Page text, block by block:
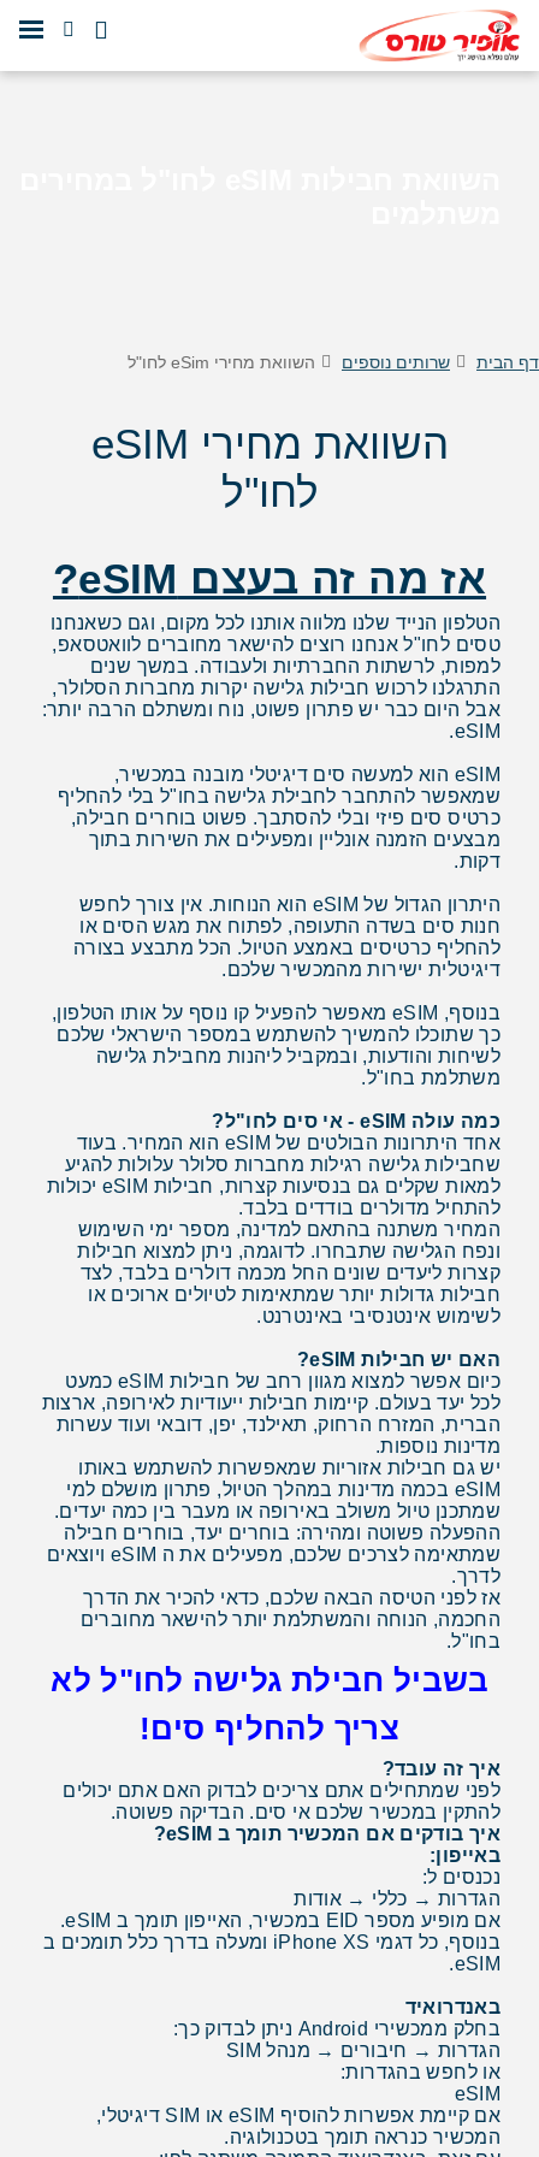
דף הבית שרותים נוספים השוואת מחירי eSim לחו"ל
השוואת מחירי eSIM
לחו"ל
אז מה זה בעצם eSIM?
הטלפון הנייד שלנו מלווה אותנו לכל מקום, וגם כשאנחנו
טסים לחו"ל אנחנו רוצים להישאר מחוברים לוואטסאפ,
למפות, לרשתות החברתיות ולעבודה. במשך שנים
התרגלנו לרכוש חבילות גלישה יקרות מחברות הסלולר,
אבל היום כבר יש פתרון פשוט, נוח ומשתלם הרבה יותר:
eSIM.
eSIM הוא למעשה סים דיגיטלי מובנה במכשיר,
שמאפשר להתחבר לחבילת גלישה בחו"ל בלי להחליף
כרטיס סים פיזי ובלי להסתבך. פשוט בוחרים חבילה,
מבצעים הזמנה אונליין ומפעילים את השירות בתוך
דקות.
היתרון הגדול של eSIM הוא הנוחות. אין צורך לחפש
חנות סים בשדה התעופה, לפתוח את מגש הסים או
להחליף כרטיסים באמצע הטיול. הכל מתבצע בצורה
דיגיטלית ישירות מהמכשיר שלכם.
בנוסף, eSIM מאפשר להפעיל קו נוסף על אותו הטלפון,
כך שתוכלו להמשיך להשתמש במספר הישראלי שלכם
לשיחות והודעות, ובמקביל ליהנות מחבילת גלישה
משתלמת בחו"ל.
כמה עולה eSIM - אי סים לחו"ל?
אחד היתרונות הבולטים של eSIM הוא המחיר. בעוד
שחבילות גלישה רגילות מחברות סלולר עלולות להגיע
למאות שקלים גם בנסיעות קצרות, חבילות eSIM יכולות
להתחיל מדולרים בודדים בלבד.
המחיר משתנה בהתאם למדינה, מספר ימי השימוש
ונפח הגלישה שתבחרו. לדוגמה, ניתן למצוא חבילות
קצרות ליעדים שונים החל מכמה דולרים בלבד, לצד
חבילות גדולות יותר שמתאימות לטיולים ארוכים או
לשימוש אינטנסיבי באינטרנט.​​​​​​​
האם יש חבילות eSIM?
כיום אפשר למצוא מגוון רחב של חבילות eSIM כמעט
לכל יעד בעולם. קיימות חבילות ייעודיות לאירופה, ארצות
הברית, המזרח הרחוק, תאילנד, יפן, דובאי ועוד עשרות
מדינות נוספות.
יש גם חבילות אזוריות שמאפשרות להשתמש באותו
eSIM בכמה מדינות במהלך הטיול, פתרון מושלם למי
שמתכנן טיול משולב באירופה או מעבר בין כמה יעדים.
ההפעלה פשוטה ומהירה: בוחרים יעד, בוחרים חבילה
שמתאימה לצרכים שלכם, מפעילים את ה eSIM ויוצאים
לדרך.
אז לפני הטיסה הבאה שלכם, כדאי להכיר את הדרך
החכמה, הנוחה והמשתלמת יותר להישאר מחוברים
בחו"ל.
בשביל חבילת גלישה לחו"ל לא
צריך להחליף סים!
איך זה עובד?
לפני שמתחילים אתם צריכים לבדוק האם אתם יכולים
להתקין במכשיר שלכם אי סים. הבדיקה פשוטה.
איך בודקים אם המכשיר תומך ב eSIM?
באייפון:
נכנסים ל:
הגדרות → כללי → אודות
אם מופיע מספר EID במכשיר, האייפון תומך ב eSIM.
בנוסף, כל דגמי iPhone XS ומעלה בדרך כלל תומכים ב
eSIM.
באנדרואיד
בחלק ממכשירי Android ניתן לבדוק כך:
הגדרות → חיבורים → מנהל SIM
או לחפש בהגדרות:
eSIM
אם קיימת אפשרות להוסיף eSIM או SIM דיגיטלי,
המכשיר כנראה תומך בטכנולוגיה.